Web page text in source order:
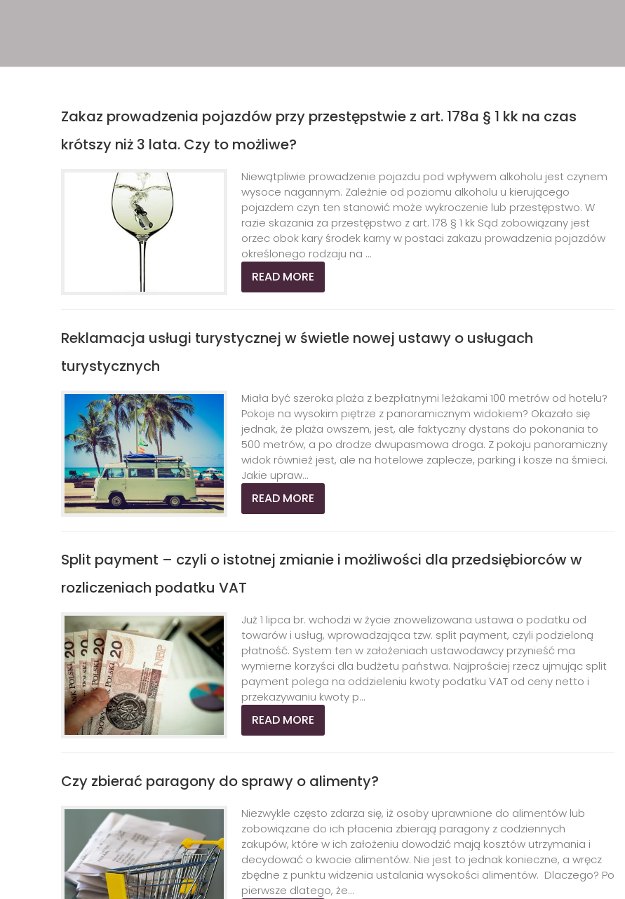
Zakaz prowadzenia pojazdów przy przestępstwie z art. 178a § 1 kk na czas
krótszy niż 3 lata. Czy to możliwe?
Niewątpliwie prowadzenie pojazdu pod wpływem alkoholu jest czynem
wysoce nagannym. Zależnie od poziomu alkoholu u kierującego
pojazdem czyn ten stanowić może wykroczenie lub przestępstwo. W
razie skazania za przestępstwo z art. 178 § 1 kk Sąd zobowiązany jest
orzec obok kary środek karny w postaci zakazu prowadzenia pojazdów
określonego rodzaju na ...
READ MORE
Reklamacja usługi turystycznej w świetle nowej ustawy o usługach
turystycznych
Miała być szeroka plaża z bezpłatnymi leżakami 100 metrów od hotelu?
Pokoje na wysokim piętrze z panoramicznym widokiem? Okazało się
jednak, że plaża owszem, jest, ale faktyczny dystans do pokonania to
500 metrów, a po drodze dwupasmowa droga. Z pokoju panoramiczny
widok również jest, ale na hotelowe zaplecze, parking i kosze na śmieci.
Jakie upraw...
READ MORE
Split payment – czyli o istotnej zmianie i możliwości dla przedsiębiorców w
rozliczeniach podatku VAT
Już 1 lipca br. wchodzi w życie znowelizowana ustawa o podatku od
towarów i usług, wprowadzająca tzw. split payment, czyli podzieloną
płatność. System ten w założeniach ustawodawcy przynieść ma
wymierne korzyści dla budżetu państwa. Najprościej rzecz ujmując split
payment polega na oddzieleniu kwoty podatku VAT od ceny netto i
przekazywaniu kwoty p...
READ MORE
Czy zbierać paragony do sprawy o alimenty?
Niezwykle często zdarza się, iż osoby uprawnione do alimentów lub
zobowiązane do ich płacenia zbierają paragony z codziennych
zakupów, które w ich założeniu dowodzić mają kosztów utrzymania i
decydować o kwocie alimentów. Nie jest to jednak konieczne, a wręcz
zbędne z punktu widzenia ustalania wysokości alimentów. Dlaczego? Po
pierwsze dlatego, że...